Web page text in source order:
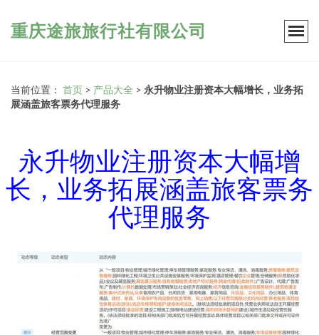
重庆途旅旅行社有限公司
当前位置： 首页 > 产品大全 > 永升物业注册资本大幅增长，业务拓
展涵盖旅客票务代理服务
永升物业注册资本大幅增
长，业务拓展涵盖旅客票务
代理服务